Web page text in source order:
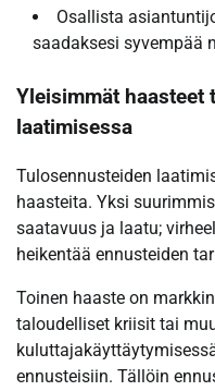
Osallista
saadaksesi syvempää
Yleisimmät haasteet
laatimisessa
Tulosennusteiden
haasteita. Yksi
saatavuus ja laatu;
heikentää ennusteiden
Toinen haaste on
taloudelliset kriisit tai
ennusteisiin. Tällöin